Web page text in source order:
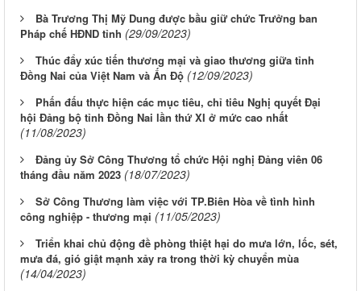
Bà Trương Thị Mỹ Dung được bầu giữ chức Trưởng ban
Pháp chế HĐND tỉnh (29/09/2023)
Thúc đẩy xúc tiến thương mại và giao thương giữa tỉnh
Đồng Nai của Việt Nam và Ấn Độ (12/09/2023)
Phấn đấu thực hiện các mục tiêu, chỉ tiêu Nghị quyết Đại
hội Đảng bộ tỉnh Đồng Nai lần thứ XI ở mức cao nhất
(11/08/2023)
Đảng ủy Sở Công Thương tổ chức Hội nghị Đảng viên 06
tháng đầu năm 2023 (18/07/2023)
Sở Công Thương làm việc với TP.Biên Hòa về tình hình
công nghiệp - thương mại (11/05/2023)
Triển khai chủ động đề phòng thiệt hại do mưa lớn, lốc, sét,
mưa đá, gió giật mạnh xảy ra trong thời kỳ chuyển mùa
(14/04/2023)